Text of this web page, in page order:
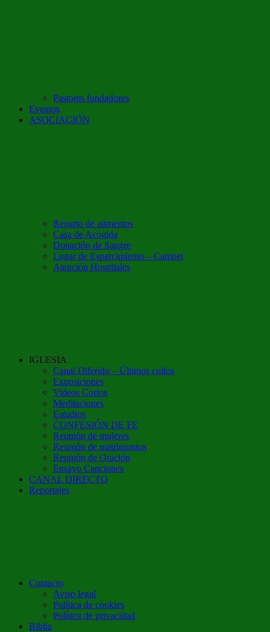
Pastores fundadores
Eventos
ASOCIACIÓN
Reparto de alimentos
Casa de Acogida
Donación de Sangre
Lugar de Esparcimiento – Campet
Atención Hospitales
IGLESIA
Canal Diferido – Últimos cultos
Exposiciones
Videos Cortos
Meditaciones
Estudios
CONFESIÓN DE FE
Reunión de mujeres
Reunión de matrimonios
Reunión de Oración
Ensayo Canciones
CANAL DIRECTO
Reportajes
Contacto
Aviso legal
Política de cookies
Política de privacidad
Biblia